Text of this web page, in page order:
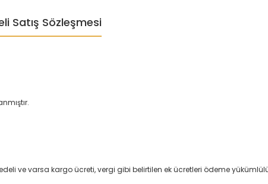
Satış Sözleşmesi
ve varsa kargo ücreti, vergi gibi belirtilen ek ücretleri ödeme